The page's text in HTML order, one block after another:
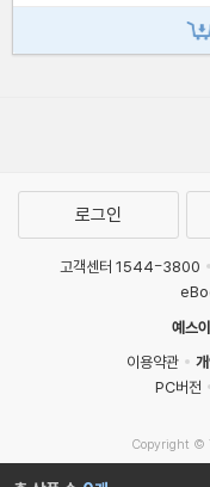
로그인
고객센터 1544-3800
예스
이용약관
PC버전
Copyright ©
MATOM6